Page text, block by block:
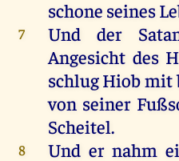
schone seines
7 Und der
Angesicht des
schlugHiobmit
von seiner
Scheitel.
8 Und er nahm